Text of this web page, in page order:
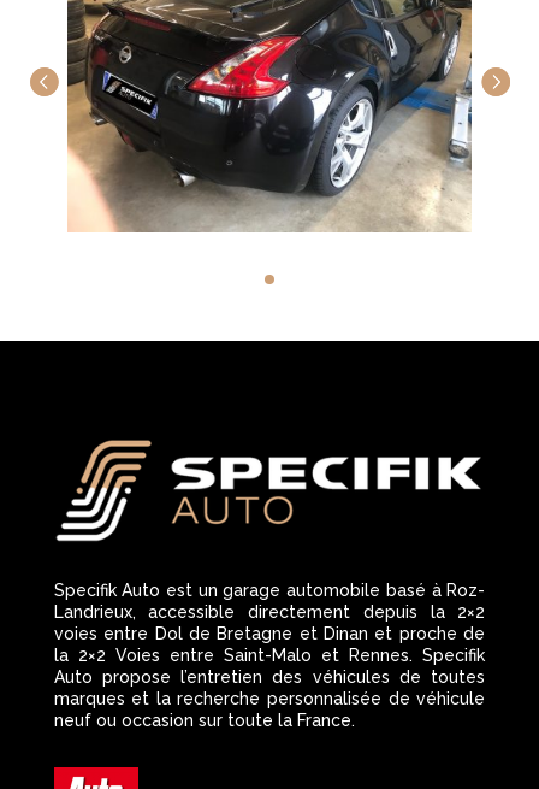
Specifik Auto est un garage automobile basé à Roz-
Landrieux, accessible directement depuis la 2×2
voies entre Dol de Bretagne et Dinan et proche de
la 2×2 Voies entre Saint-Malo et Rennes. Specifik
Auto propose l’entretien des véhicules de toutes
marques et la recherche personnalisée de véhicule
neuf ou occasion sur toute la France.